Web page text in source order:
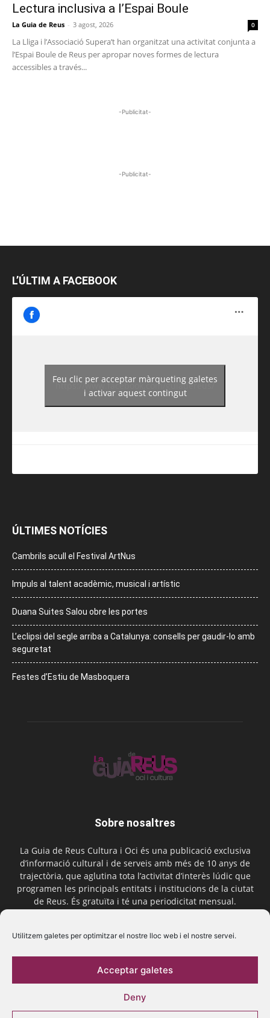
Utilitzem galetes per optimitzar el nostre lloc web i el nostre servei.
Acceptar galetes
Deny
Lectura inclusiva a l’Espai Boule
La Guia de Reus - 3 agost, 2026 0
La Lliga i l’Associació Supera’t han organitzat una activitat conjunta a
l’Espai Boule de Reus per apropar noves formes de lectura
accessibles a través...
-Publicitat-
-Publicitat-
L’ÚLTIM A FACEBOOK
https://www.facebook.com/guiadereus/
Feu clic per acceptar màrqueting galetes
i activar aquest contingut
ÚLTIMES NOTÍCIES
Cambrils acull el Festival ArtNus
Impuls al talent acadèmic, musical i artístic
Duana Suites Salou obre les portes
L’eclipsi del segle arriba a Catalunya: consells per gaudir-lo amb
seguretat
Festes d’Estiu de Masboquera
Sobre nosaltres
La Guia de Reus Cultura i Oci és una publicació exclusiva
d’informació cultural i de serveis amb més de 10 anys de
trajectòria, que aglutina tota l’activitat d’interès lúdic que
programen les principals entitats i institucions de la ciutat
de Reus. És gratuïta i té una periodicitat mensual.
Segueix-nos